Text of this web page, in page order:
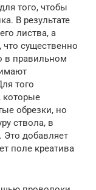
того, чтобы
В результате
листва, а
что существенно
в правильном
того
которые
обрезки, но
ствола, в
Это добавляет
поле креатива